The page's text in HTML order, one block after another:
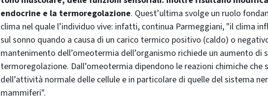
endocrine e la termoregolazione. Quest’ultima svolge un ruolo
clima nel quale l’individuo vive: infatti, continua Parmeggiani, "il clima
sul sonno quando a causa di un carico termico positivo (caldo) o
mantenimento dell’omeotermia dell’organismo richiede un aumento di
termoregolazione. Dall’omeotermia dipendono le reazioni chimiche che
dell’attività normale delle cellule e in particolare di quelle del sistema
mammiferi".